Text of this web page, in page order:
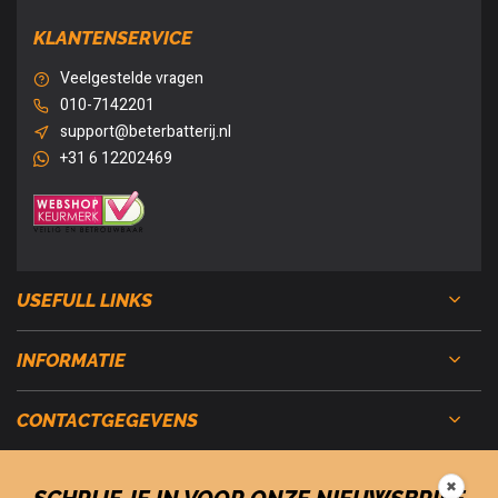
KLANTENSERVICE
Veelgestelde vragen
010-7142201
support@beterbatterij.nl
+31 6 12202469
USEFULL LINKS
INFORMATIE
CONTACTGEGEVENS
✖